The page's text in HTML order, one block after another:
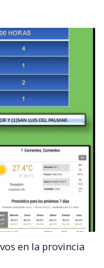
en la provincia